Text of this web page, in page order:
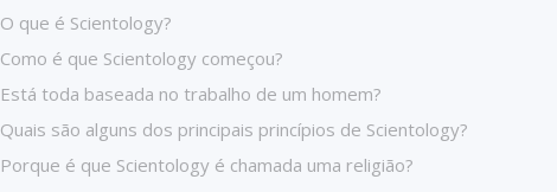
O que é Scientology?
Como é que Scientology começou?
Está toda baseada no trabalho de um homem?
Quais são alguns dos principais princípios de Scientology?
Porque é que Scientology é chamada uma religião?